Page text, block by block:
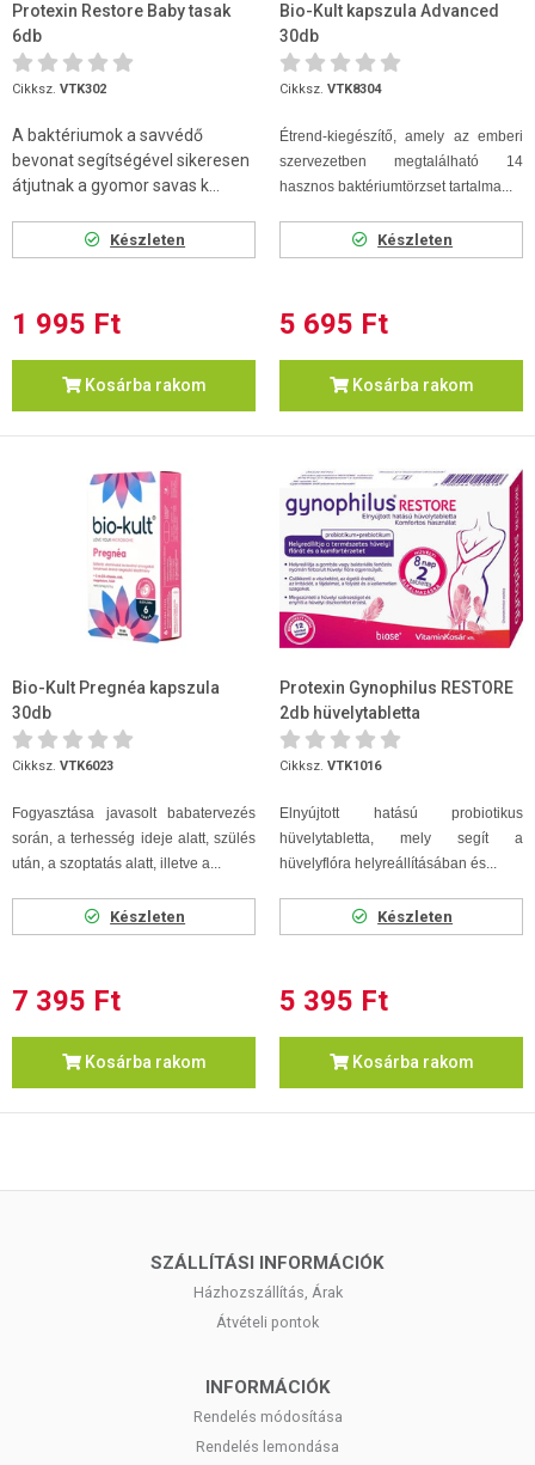
Protexin Restore Baby tasak
6db
Cikksz. VTK302
A baktériumok a savvédő
bevonat segítségével sikeresen
átjutnak a gyomor savas k...
Készleten
1 995 Ft
Kosárba rakom
Bio-Kult kapszula Advanced
30db
Cikksz. VTK8304
Étrend-kiegészítő, amely az emberi
szervezetben megtalálható 14
hasznos baktériumtörzset tartalma...
Készleten
5 695 Ft
Kosárba rakom
Bio-Kult Pregnéa kapszula
30db
Cikksz. VTK6023
Fogyasztása javasolt babatervezés
során, a terhesség ideje alatt, szülés
után, a szoptatás alatt, illetve a...
Készleten
7 395 Ft
Kosárba rakom
Protexin Gynophilus RESTORE
2db hüvelytabletta
Cikksz. VTK1016
Elnyújtott hatású probiotikus
hüvelytabletta, mely segít a
hüvelyflóra helyreállításában és...
Készleten
5 395 Ft
Kosárba rakom
SZÁLLÍTÁSI INFORMÁCIÓK
Házhozszállítás, Árak
Átvételi pontok
INFORMÁCIÓK
Rendelés módosítása
Rendelés lemondása